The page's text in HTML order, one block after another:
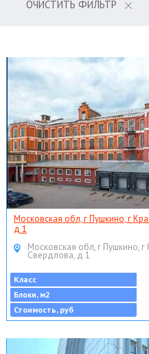
ОЧИСТИТЬ ФИЛЬТР
Московская обл, г Пушкино, г
д 1
Московская обл, г Пушкино, г
Свердлова, д 1
Класс
Блоки, м2
Стоимость, руб